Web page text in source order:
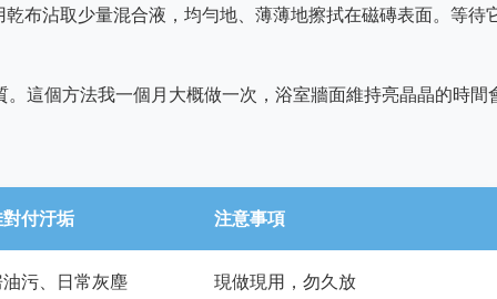
乾布沾取少量混合液，均勻地、薄薄地擦拭在磁磚表面。等待
這個方法我一個月大概做一次，浴室牆面維持亮晶晶的時間
付汙垢 注意事項
污、日常灰塵 現做現用，勿久放